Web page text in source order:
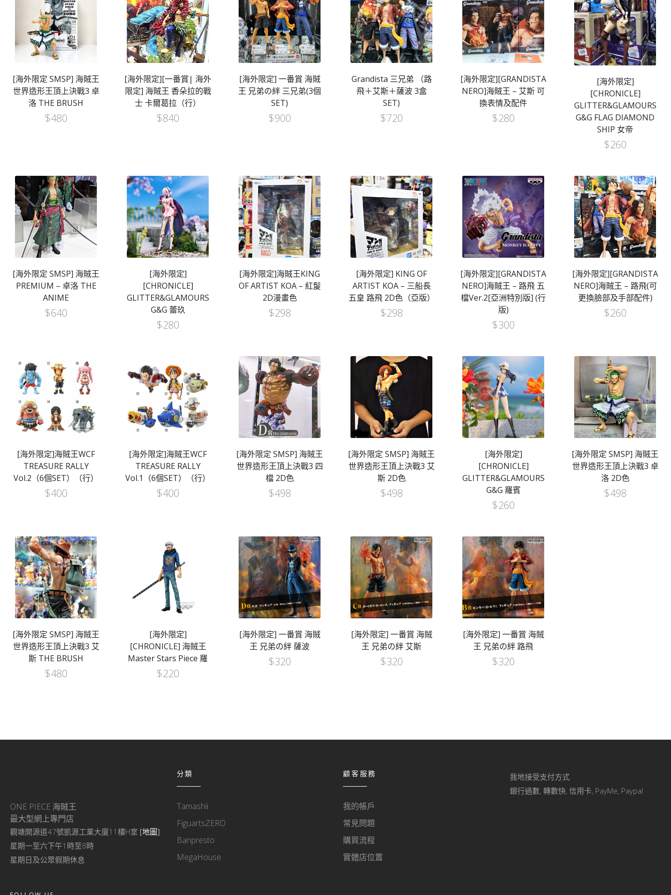
[海外限定 SMSP] 海賊王
世界造形王頂上決戰3 卓
洛 THE BRUSH
$480
[海外限定][一番賞| 海外
限定] 海賊王 香朵拉的戰
士 卡爾葛拉（行）
$840
[海外限定] 一番賞 海賊
王 兄弟の絆 三兄弟(3個
SET)
$900
Grandista 三兄弟 （路
飛＋艾斯＋薩波 3盒
SET)
$720
[海外限定][GRANDISTA
NERO]海賊王 – 艾斯 可
換表情及配件
$280
[海外限定]
[CHRONICLE]
GLITTER&GLAMOURS
G&G FLAG DIAMOND
SHIP 女帝
$260
[海外限定 SMSP] 海賊王
PREMIUM – 卓洛 THE
ANIME
$640
[海外限定]
[CHRONICLE]
GLITTER&GLAMOURS
G&G 蕾玖
$280
[海外限定]海賊王KING
OF ARTIST KOA – 紅髲
2D漫畫色
$298
[海外限定] KING OF
ARTIST KOA – 三船長
五皇 路飛 2D色（亞版）
$298
[海外限定][GRANDISTA
NERO]海賊王 – 路飛 五
檔Ver.2[亞洲特別版] (行
版)
$300
[海外限定][GRANDISTA
NERO]海賊王 – 路飛(可
更換臉部及手部配件)
$260
[海外限定]海賊王WCF
TREASURE RALLY
Vol.2（6個SET）（行）
$400
[海外限定]海賊王WCF
TREASURE RALLY
Vol.1（6個SET）（行）
$400
[海外限定 SMSP] 海賊王
世界造形王頂上決戰3 四
檔 2D色
$498
[海外限定 SMSP] 海賊王
世界造形王頂上決戰3 艾
斯 2D色
$498
[海外限定]
[CHRONICLE]
GLITTER&GLAMOURS
G&G 羅賓
$260
[海外限定 SMSP] 海賊王
世界造形王頂上決戰3 卓
洛 2D色
$498
[海外限定 SMSP] 海賊王
世界造形王頂上決戰3 艾
斯 THE BRUSH
$480
[海外限定]
[CHRONICLE] 海賊王
Master Stars Piece 羅
$220
[海外限定] 一番賞 海賊
王 兄弟の絆 薩波
$320
[海外限定] 一番賞 海賊
王 兄弟の絆 艾斯
$320
[海外限定] 一番賞 海賊
王 兄弟の絆 路飛
$320
ONE PIECE 海賊王
最大型網上專門店
觀塘開源道47號凱源工業大廈11樓H室 [地圖]
星期一至六下午1時至8時
星期日及公眾假期休息
分類
Tamashii
FiguartsZERO
Banpresto
MegaHouse
顧客服務
我的帳戶
常見問題
購買流程
實體店位置
我地接受支付方式
銀行過數, 轉數快, 信用卡, PayMe, Paypal